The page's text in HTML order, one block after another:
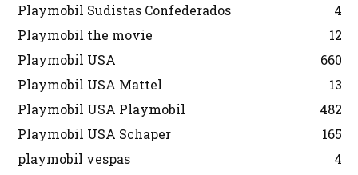
Playmobil Sudistas Confederados
4
Playmobil the movie
12
Playmobil USA
660
Playmobil USA Mattel
13
Playmobil USA Playmobil
482
Playmobil USA Schaper
165
playmobil vespas
4